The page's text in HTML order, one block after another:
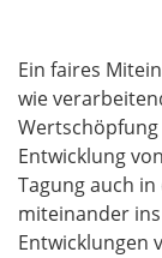
Ein faires
wie
Entwicklung
Tagung auch
miteinander
Entwicklungen